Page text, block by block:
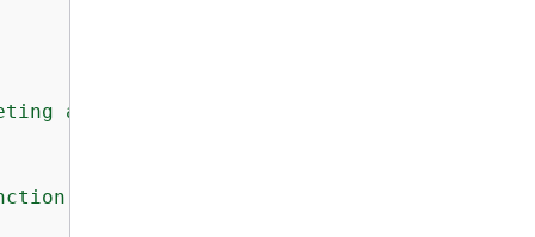
all versions that
at the end of this module.